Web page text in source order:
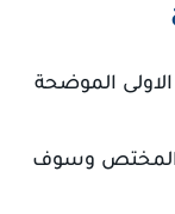
الموضحة
المختص وسوف